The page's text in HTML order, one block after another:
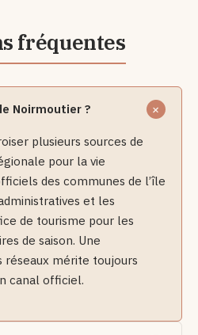
Noirmoutier ?
plusieurs sources de
pour la vie
des communes de l’île
et les
de tourisme pour les
de saison. Une
réseaux mérite toujours
canal officiel.